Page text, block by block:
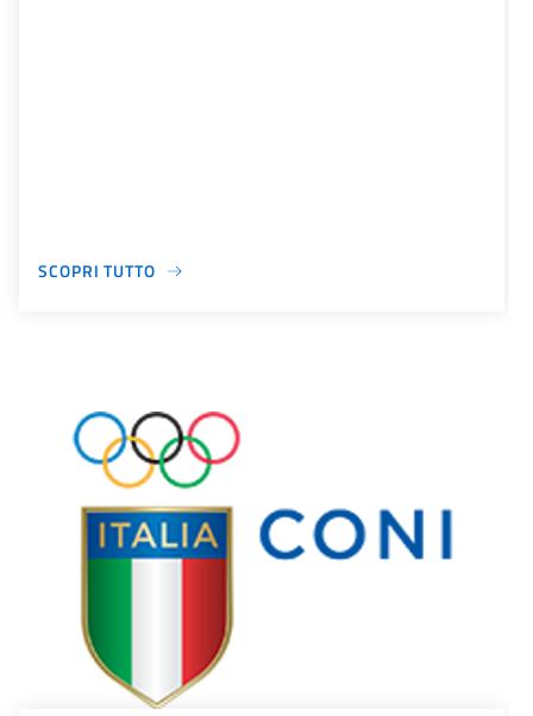
SCOPRI TUTTO